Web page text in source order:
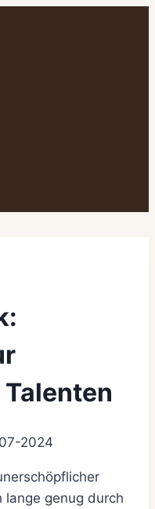
2024
lange genug durch